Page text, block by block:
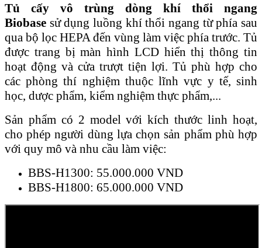
Tủ cấy vô trùng dòng khí thổi ngang
Biobase sử dụng luồng khí thổi ngang từ phía sau
qua bộ lọc HEPA đến vùng làm việc phía trước. Tủ
được trang bị màn hình LCD hiển thị thông tin
hoạt động và cửa trượt tiện lợi. Tủ phù hợp cho
các phòng thí nghiệm thuộc lĩnh vực y tế, sinh
học, dược phẩm, kiểm nghiệm thực phẩm,...
Sản phẩm có 2 model với kích thước linh hoạt,
cho phép người dùng lựa chọn sản phẩm phù hợp
với quy mô và nhu cầu làm việc:
BBS-H1300: 55.000.000 VND
BBS-H1800: 65.000.000 VND